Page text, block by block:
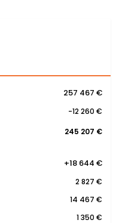
257 467 €
-12 260 €
245 207 €
+18 644 €
2 827 €
14 467 €
1 350 €